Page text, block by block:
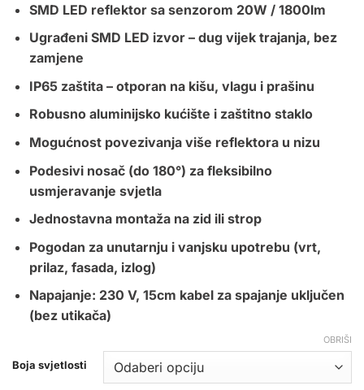
SMD LED reflektor sa senzorom 20W / 1800lm
Ugrađeni SMD LED izvor – dug vijek trajanja, bez
zamjene
IP65 zaštita – otporan na kišu, vlagu i prašinu
Robusno aluminijsko kućište i zaštitno staklo
Mogućnost povezivanja više reflektora u nizu
Podesivi nosač (do 180°) za fleksibilno
usmjeravanje svjetla
Jednostavna montaža na zid ili strop
Pogodan za unutarnju i vanjsku upotrebu (vrt,
prilaz, fasada, izlog)
Napajanje: 230 V, 15cm kabel za spajanje uključen
(bez utikača)
Boja svjetlosti
OBRIŠI